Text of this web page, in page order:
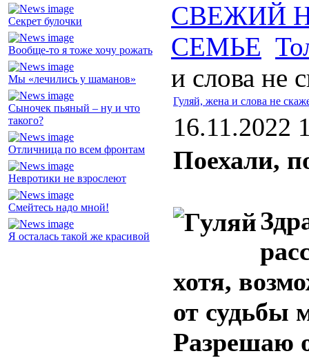
Секрет булочки
Вообще-то я тоже хочу рожать
Мы «лечились у шаманов»
Сыночек пьяный – ну и что
такого?
Отличница по всем фронтам
Невротики не взрослеют
Смейтесь надо мной!
Я осталась такой же красивой
СВЕЖИЙ
СЕМЬЕ
и слова не
Гуляй, жена и слова не
16.11.2022
Поехали,
хотя,
от судьбы
Разрешаю